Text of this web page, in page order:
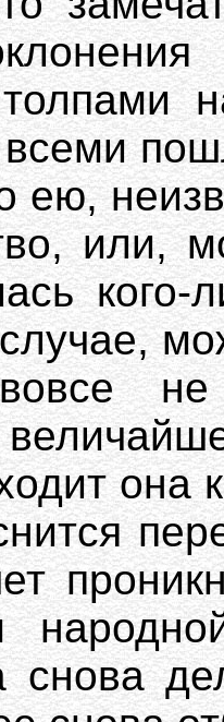
ею,
или,
не
она к
снова